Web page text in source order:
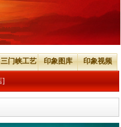
三门峡工艺 印象图库 印象视频
]